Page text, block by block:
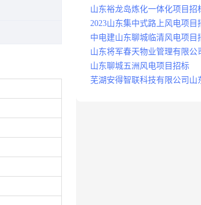
项目招标中标
山东裕龙岛炼化一体化项目招
2023山东集中式路上风电项目
中电建山东聊城临清风电项目
山东将军春天物业管理有限公
服务项目招标公告
山东聊城五洲风电项目招标
芜湖安得智联科技有限公司山